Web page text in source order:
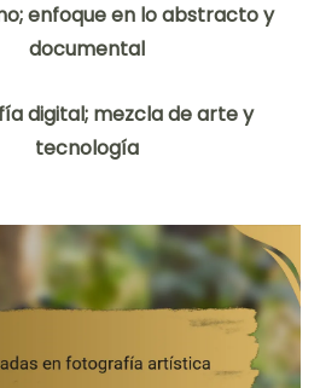
enfoque en lo abstracto y
documental
digital; mezcla de arte y
tecnología